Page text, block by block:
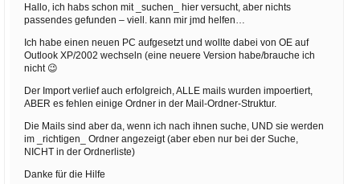
Hallo, ich habs schon mit _suchen_ hier versucht, aber nichts
passendes gefunden – viell. kann mir jmd helfen…
Ich habe einen neuen PC aufgesetzt und wollte dabei von OE auf
Outlook XP/2002 wechseln (eine neuere Version habe/brauche ich
nicht 😉
Der Import verlief auch erfolgreich, ALLE mails wurden impoertiert,
ABER es fehlen einige Ordner in der Mail-Ordner-Struktur.
Die Mails sind aber da, wenn ich nach ihnen suche, UND sie werden
im _richtigen_ Ordner angezeigt (aber eben nur bei der Suche,
NICHT in der Ordnerliste)
Danke für die Hilfe